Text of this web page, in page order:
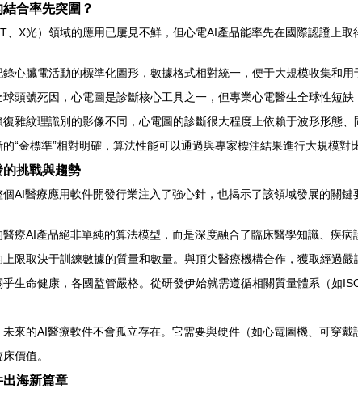
合率先突圍？
、X光）領域的應用已屢見不鮮，但心電AI產品能率先在國際認證上取
錄心臟電活動的標準化圖形，數據格式相對統一，便于大規模收集和用
球頭號死因，心電圖是診斷核心工具之一，但專業心電醫生全球性短缺
雜紋理識別的影像不同，心電圖的診斷很大程度上依賴于波形形態
的“金標準”相對明確，算法性能可以通過與專家標注結果進行大規模
挑戰與趨勢
AI醫療應用軟件開發行業注入了強心針，也揭示了該領域發展的關鍵
醫療AI產品絕非單純的算法模型，而是深度融合了臨床醫學知識、疾
上限取決于訓練數據的質量和數量。與頂尖醫療機構合作，獲取經過
乎生命健康，各國監管嚴格。從研發伊始就需遵循相關質量體系（如
未來的AI醫療軟件不會孤立存在。它需要與硬件（如心電圖機、可穿
價值。
海新篇章